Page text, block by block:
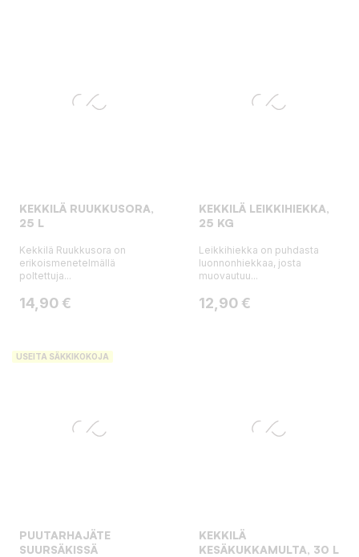
KEKKILÄ RUUKKUSORA,
25 L
Kekkilä Ruukkusora on
erikoismenetelmällä
poltettuja...
Hinta
14,90 €
KEKKILÄ LEIKKIHIEKKA,
25 KG
Leikkihiekka on puhdasta
luonnonhiekkaa, josta
muovautuu...
Hinta
12,90 €
USEITA SÄKKIKOKOJA
PUUTARHAJÄTE
SUURSÄKISSÄ
KEKKILÄ
KESÄKUKKAMULTA, 30 L